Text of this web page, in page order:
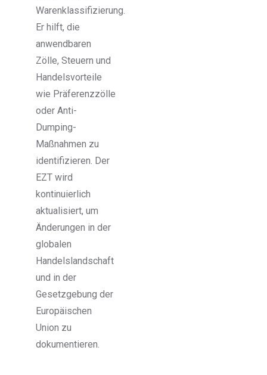
Warenklassifizierung.
Er hilft, die
anwendbaren
Zölle, Steuern und
Handelsvorteile
wie Präferenzzölle
oder Anti-
Dumping-
Maßnahmen zu
identifizieren. Der
EZT wird
kontinuierlich
aktualisiert, um
Änderungen in der
globalen
Handelslandschaft
und in der
Gesetzgebung der
Europäischen
Union zu
dokumentieren.